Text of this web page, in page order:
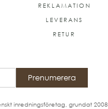
REKLAMATION
LEVERANS
RETUR
Prenumerera
inredningsföretag, grundat 2008.